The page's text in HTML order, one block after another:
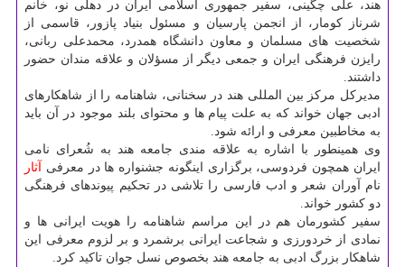
هند، علی چگینی، سفیر جمهوری اسلامی ایران در دهلی نو، خانم
شرناز كومار، از انجمن پارسیان و مسئول بنیاد پازور، قاسمی از
شخصیت های مسلمان و معاون دانشگاه همدرد، محمدعلی ربانی،
رایزن فرهنگی ایران و جمعی دیگر از مسؤلان و علاقه مندان حضور
داشتند.
مدیركل مركز بین المللی هند در سخنانی، شاهنامه را از شاهكارهای
ادبی جهان خواند كه به علت پیام ها و محتوای بلند موجود در آن باید
به مخاطبین معرفی و ارائه شود.
وی همینطور با اشاره به علاقه مندی جامعه هند به شُعرای نامی
ایران همچون فردوسی، برگزاری اینگونه جشنواره ها در معرفی آثار
نام آوران شعر و ادب فارسی را تلاشی در تحكیم پیوندهای فرهنگی
دو كشور خواند.
سفیر كشورمان هم در این مراسم شاهنامه را هویت ایرانی ها و
نمادی از خردورزی و شجاعت ایرانی برشمرد و بر لزوم معرفی این
شاهكار بزرگ ادبی به جامعه هند بخصوص نسل جوان تاكید كرد.